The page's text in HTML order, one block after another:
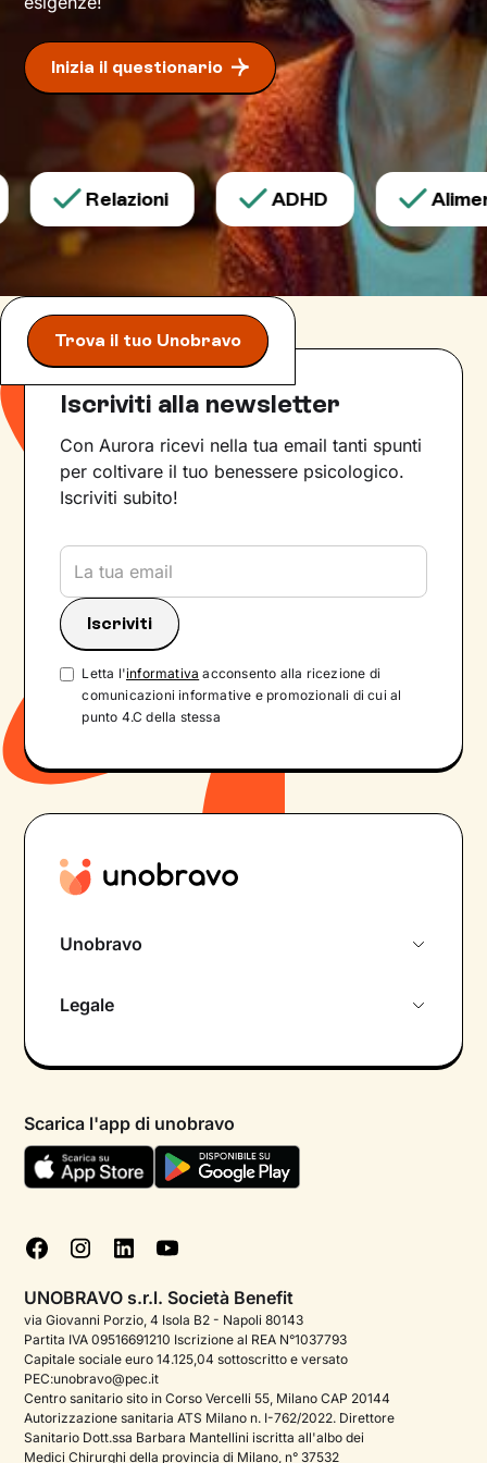
Inizia il questionario
Relazioni ADHD
Trova il tuo Unobravo
Iscriviti alla newsletter
Con Aurora ricevi nella tua email tanti spunti
per coltivare il tuo benessere psicologico.
Iscriviti subito!
Letta l'informativa acconsento alla ricezione di
comunicazioni informative e promozionali di cui al
punto 4.C della stessa
Unobravo
Psicologo in chat
Aiuto urgente
FAQ
Podcast di psicologia
Corporate
Psicologo italiano all'estero
Sala stampa
Legale
Termini e condizioni
Informativa Privacy
Cookie policy
Gestisci cookie
Scarica l'app di unobravo
UNOBRAVO s.r.l. Società Benefit
via Giovanni Porzio, 4 Isola B2 - Napoli 80143
Partita IVA 09516691210 Iscrizione al REA N°1037793
Capitale sociale euro 14.125,04 sottoscritto e versato
PEC:unobravo@pec.it
Centro sanitario sito in Corso Vercelli 55, Milano CAP 20144
Autorizzazione sanitaria ATS Milano n. I-762/2022. Direttore
Sanitario Dott.ssa Barbara Mantellini iscritta all'albo dei
Medici Chirurghi della provincia di Milano, n° 37532